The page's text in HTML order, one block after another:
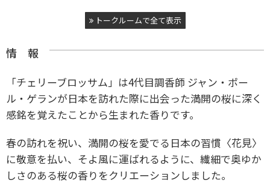
トークルームで全て表示
情 報
「チェリーブロッサム」は4代目調香師 ジャン・ポー
ル・ゲランが日本を訪れた際に出会った満開の桜に深く
感銘を覚えたことから生まれた香りです。
春の訪れを祝い、満開の桜を愛でる日本の習慣〈花見〉
に敬意を払い、そよ風に運ばれるように、 繊細で奥ゆか
しさのある桜の香りをクリエーションしました。